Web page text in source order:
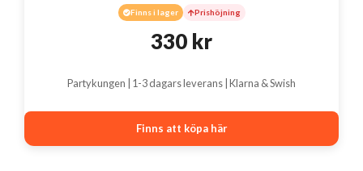
Finns i lager Prishöjning
330 kr
Partykungen | 1-3 dagars leverans | Klarna & Swish
Finns att köpa här